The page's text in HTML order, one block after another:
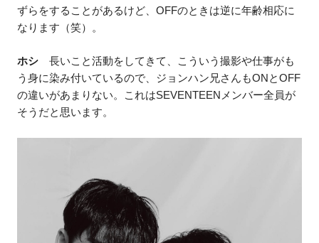
ずらをすることがあるけど、OFFのときは逆に年齢相応に
なります（笑）。
ホシ長いこと活動をしてきて、こういう撮影や仕事がも
う身に染み付いているので、ジョンハン兄さんもONとOFF
の違いがあまりない。これはSEVENTEENメンバー全員が
そうだと思います。